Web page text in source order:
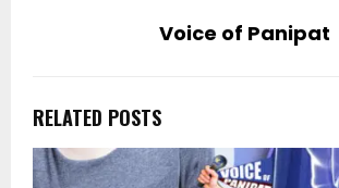
Voice of Panipat
RELATED POSTS